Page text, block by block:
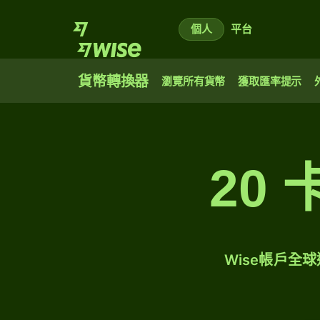
個人 平台
貨幣轉換器 瀏覽所有貨幣 獲取匯率提示
20
Wise帳戶全球